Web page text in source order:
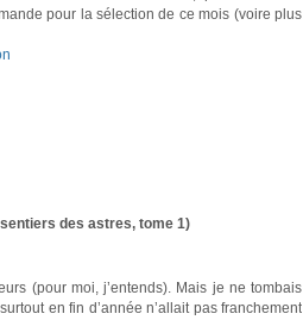
pour la sélection de ce mois (voire plus
des astres, tome 1)
(pour moi, j’entends). Mais je ne tombais
en fin d’année n’allait pas franchement